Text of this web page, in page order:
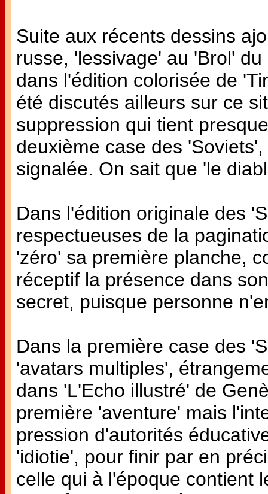
Suite aux récents dessins
russe, 'lessivage' au 'Brol'
dans l'édition colorisée de
été discutés ailleurs sur ce
suppression qui tient
deuxième case des
signalée. On sait que 'le
Dans l'édition originale des
respectueuses de la
'zéro' sa première planche,
réceptif la présence dans
secret, puisque personne
Dans la première case des
'avatars multiples',
dans 'L'Echo illustré' de
première 'aventure' mais
pression d'autorités
'idiotie', pour finir par en
celle qui à l'époque contient